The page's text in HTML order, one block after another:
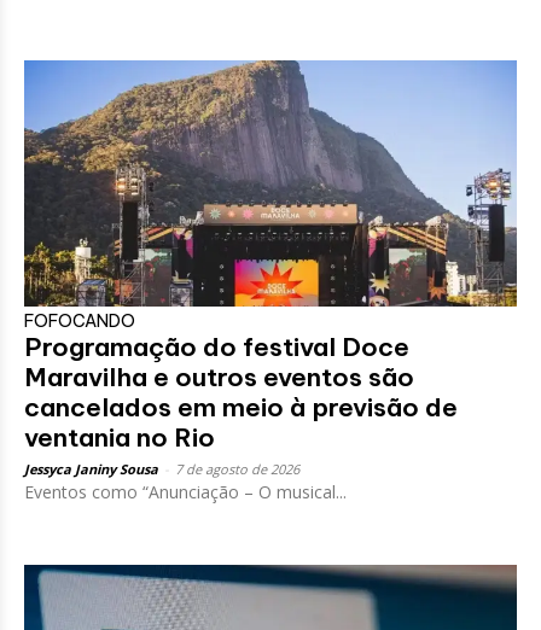
FOFOCANDO
Programação do festival Doce
Maravilha e outros eventos são
cancelados em meio à previsão de
ventania no Rio
Jessyca Janiny Sousa 7 de agosto de 2026
Eventos como “Anunciação – O musical...